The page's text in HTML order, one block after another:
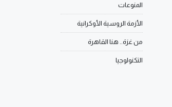
المنوعات
الأزمة الروسية الأوكرانية
من غزة.. هنا القاهرة
التكنولوجيا